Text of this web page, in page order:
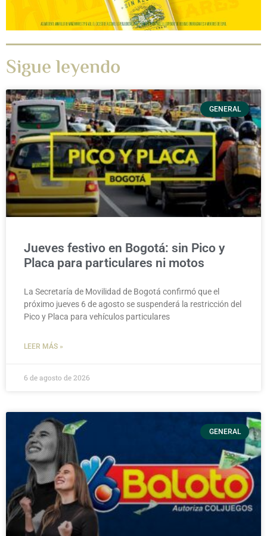
Sigue leyendo
GENERAL
Jueves festivo en Bogotá: sin Pico y
Placa para particulares ni motos
La Secretaría de Movilidad de Bogotá confirmó que el
próximo jueves 6 de agosto se suspenderá la restricción del
Pico y Placa para vehículos particulares
LEER MÁS »
6 de agosto de 2026
GENERAL